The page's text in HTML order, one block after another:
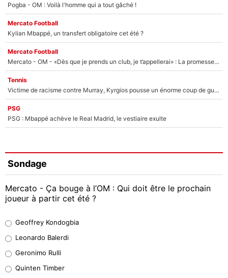
Pogba - OM : Voilà l'homme qui a tout gâché !
Mercato Football
Kylian Mbappé, un transfert obligatoire cet été ?
Mercato Football
Mercato - OM - «Dès que je prends un club, je t’appellerai» : La promesse de Marcelino au moment de claquer la porte
Tennis
Victime de racisme contre Murray, Kyrgios pousse un énorme coup de gueule !
PSG
PSG : Mbappé achève le Real Madrid, le vestiaire exulte
Sondage
Mercato - Ça bouge à l’OM : Qui doit être le prochain
joueur à partir cet été ?
38%
32%
Geoffrey Kondogbia
Leonardo Balerdi
Geronimo Rulli
Quinten Timber